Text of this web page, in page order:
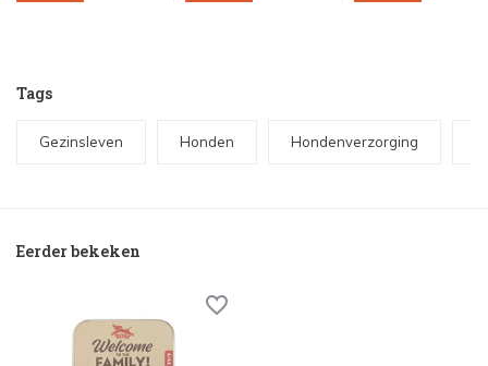
Tags
Gezinsleven Honden Hondenverzorging
Eerder bekeken